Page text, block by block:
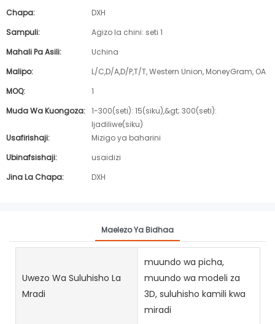
Chapa:
DXH
Sampuli:
Agizo la chini: seti 1
Mahali Pa Asili:
Uchina
Malipo:
L/C,D/A,D/P,T/T, Western Union, MoneyGram, OA
MOQ:
1
Muda Wa Kuongoza: 1-300(seti): 15(siku),&gt; 300(seti):
Ijadiliwe(siku)
Usafirishaji:
Mizigo ya baharini
Ubinafsishaji:
usaidizi
Jina La Chapa:
DXH
Maelezo Ya Bidhaa
Uwezo Wa Suluhisho La
Mradi
muundo wa picha,
muundo wa modeli za
3D, suluhisho kamili kwa
miradi